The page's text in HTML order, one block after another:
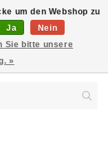
um den Webshop zu
Ja
Nein
Sie bitte unsere
»